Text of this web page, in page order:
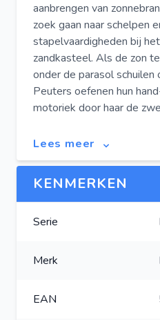
aanbrengen van
zoek gaan naar schelpen
stapelvaardigheden bij
zandkasteel. Als de zon
onder de parasol schuilen
Peuters oefenen hun
motoriek door haar de
Lees meer
KENMERKEN
Serie
Merk
EAN